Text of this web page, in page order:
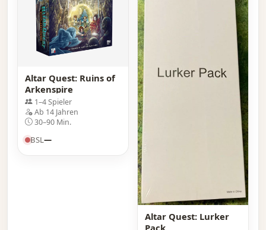
Altar Quest: Ruins of
Arkenspire
1–4 Spieler
Ab 14 Jahren
30–90 Min.
BSL—
Altar Quest: Lurker